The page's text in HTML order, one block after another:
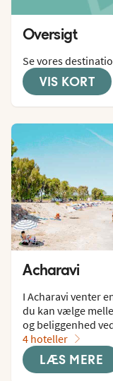
Oversigt
Se vores
VIS KORT
Acharavi
I Acharavi venter
du kan vælge
og beliggenhed
4 hoteller
LÆS MERE